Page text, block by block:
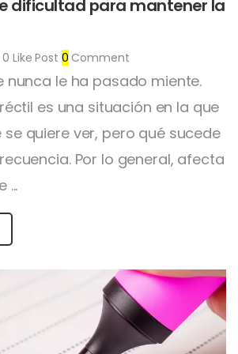
dificultad para mantener la
0 Like Post 0 Comment
nunca le ha pasado miente.
es una situación en la que
quiere ver, pero qué sucede
Por lo general, afecta
...